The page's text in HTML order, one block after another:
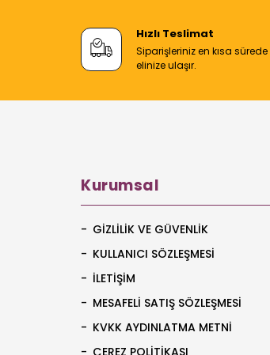
Hızlı Teslimat
Siparişleriniz en kısa sürede
elinize ulaşır.
Kurumsal
GIZLILIK VE GÜVENLIK
KULLANICI SÖZLEŞMESI
İLETIŞIM
MESAFELI SATIŞ SÖZLEŞMESI
KVKK AYDINLATMA METNI
ÇEREZ POLITIKASI